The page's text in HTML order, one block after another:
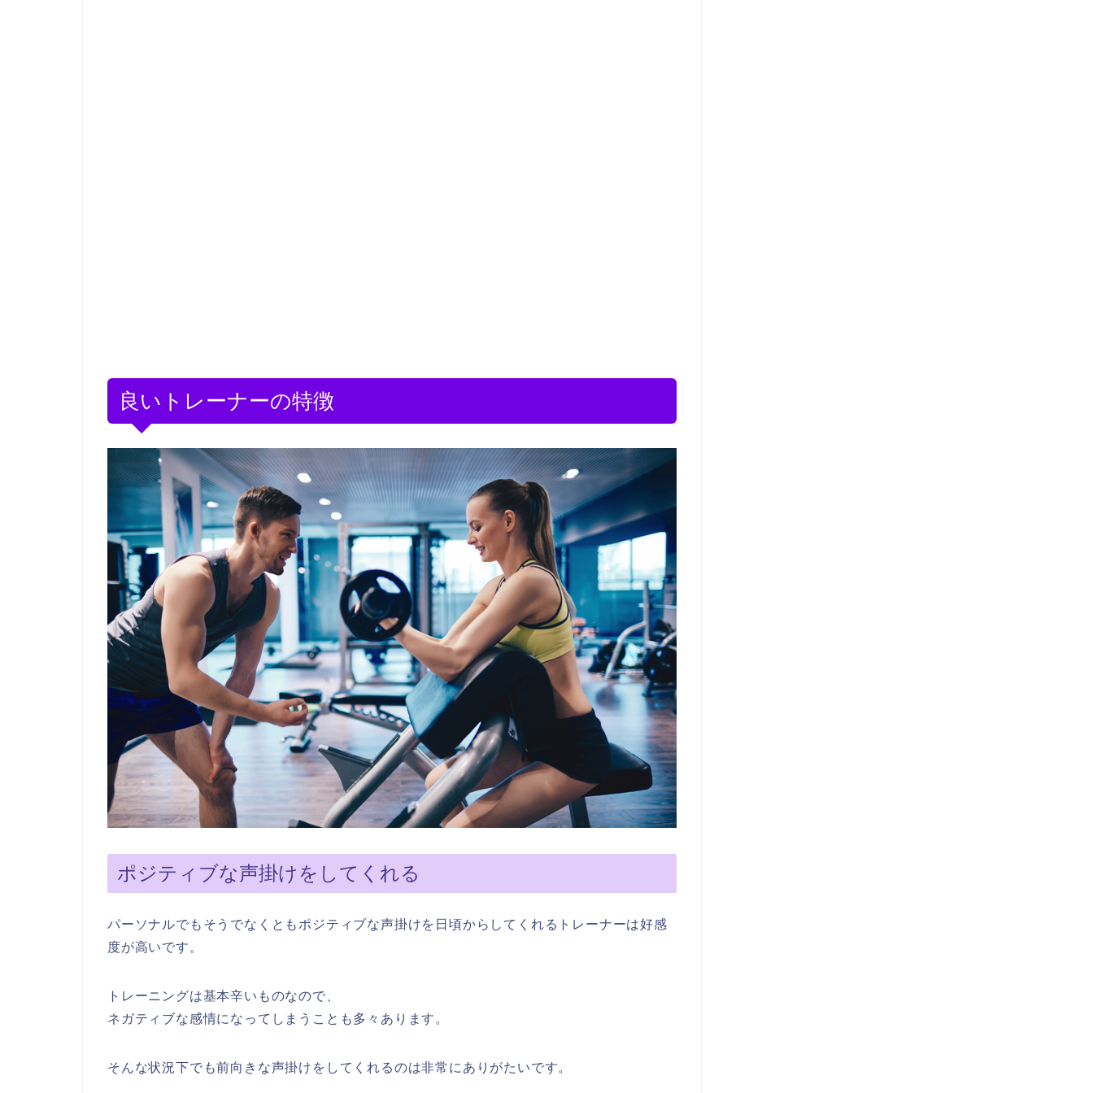
良いトレーナーの特徴
ポジティブな声掛けをしてくれる
パーソナルでもそうでなくともポジティブな声掛けを日頃からしてくれるトレーナーは好感
度が高いです。
トレーニングは基本辛いものなので、
ネガティブな感情になってしまうことも多々あります。
そんな状況下でも前向きな声掛けをしてくれるのは非常にありがたいです。